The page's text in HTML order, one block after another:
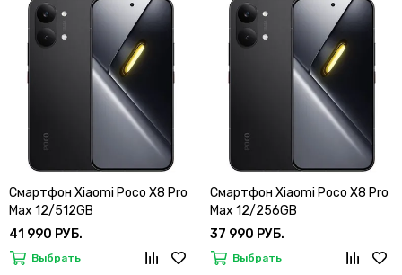
Смартфон Xiaomi Poco X8 Pro
Max 12/512GB
41 990 РУБ.
Выбрать
Смартфон Xiaomi Poco X8 Pro
Max 12/256GB
37 990 РУБ.
Выбрать